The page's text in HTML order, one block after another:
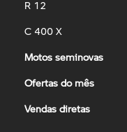
R 12
C 400 X
Motos seminovas
Ofertas do mês
Vendas diretas